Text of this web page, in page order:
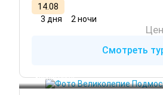
14.08
3 дня
2 ночи
Смотреть
Звенигород